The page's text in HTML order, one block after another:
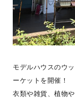
ました。ジュートバ
ン選び
...続きを読む
モデルハウスのウ
ーケットを開催！
衣類や雑貨、植物